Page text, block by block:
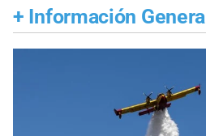
+ Información General